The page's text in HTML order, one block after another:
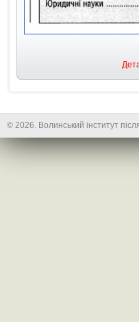
© 2026. Волинський інститут